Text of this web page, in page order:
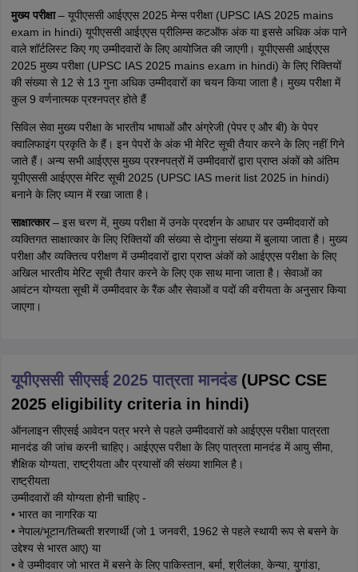
मुख्य परीक्षा– यूपीएससी आईएएस 2025 मेन्स परीक्षा (UPSC IAS 2025 mains
exam in hindi) यूपीएससी आईएएस प्रीलिम्स कटऑफ अंक या इससे अधिक अंक पाने
वाले शॉर्टलिस्ट किए गए उम्मीदवारों के लिए आयोजित की जाएगी। यूपीएससी आईएएस
2025 मुख्य परीक्षा (UPSC IAS 2025 mains exam in hindi) के लिए रिक्तियों
की संख्या से 12 से 13 गुना अधिक उम्मीदवारों का चयन किया जाता है। मुख्य परीक्षा में
कुल 9 वर्णनात्मक प्रश्नपत्र होते हैं
सिविल सेवा मुख्य परीक्षा के भारतीय भाषाओं और अंग्रेजी (पेपर ए और बी) के पेपर
क्वालिफाइंग प्रकृति के हैं। इन पेपरों के अंक भी मेरिट सूची तैयार करने के लिए नहीं गिने
जाते हैं। अन्य सभी आईएएस मुख्य प्रश्नपत्रों में उम्मीदवारों द्वारा प्राप्त अंकों को अंतिम
यूपीएससी आईएएस मेरिट सूची 2025 (UPSC IAS merit list 2025 in hindi)
बनाने के लिए ध्यान में रखा जाता है।
साक्षात्कार– इस चरण में, मुख्य परीक्षा में उनके प्रदर्शन के आधार पर उम्मीदवारों को
व्यक्तिगत साक्षात्कार के लिए रिक्तियों की संख्या से दोगुना संख्या में बुलाया जाता है। मुख्य
परीक्षा और व्यक्तित्व परीक्षण में उम्मीदवारों द्वारा प्राप्त अंकों को आईएएस परीक्षा के लिए
अखिल भारतीय मेरिट सूची तैयार करने के लिए एक साथ माना जाता है। सेवाओं का
आवंटन योग्यता सूची में उम्मीदवार के रैंक और सेवाओं व पदों की वरीयता के अनुसार किया
जाएगा।
यूपीएससी सीएसई 2025 पात्रता मानदंड(UPSC CSE
2025 eligibility criteria in hindi)
ऑनलाइन सीएसई आवेदन पत्र भरने से पहले उम्मीदवारों को आईएएस परीक्षा पात्रता
मानदंड की जांच करनी चाहिए। आईएएस परीक्षा के लिए पात्रता मानदंड में आयु सीमा,
शैक्षिक योग्यता, राष्ट्रीयता और प्रयासों की संख्या शामिल है।
राष्ट्रीयता
उम्मीदवारों की योग्यता होनी चाहिए -
• भारत का नागरिक या
• नेपाल/भूटान/तिब्बती शरणार्थी (जो 1 जनवरी, 1962 से पहले स्थायी रूप से बसने के
उद्देश्य से भारत आए) या
• वे उम्मीदवार जो भारत में बसने के लिए पाकिस्तान, बर्मा, श्रीलंका, केन्या, युगांडा,